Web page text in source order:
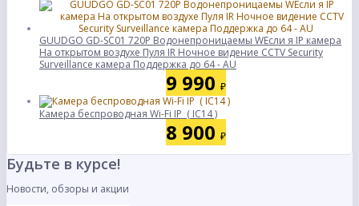
GUUDGO GD-SC01 720P Водонепроницаемы WЕсли я IP камера
На открытом воздухе Пуля IR Ночное видение CCTV Security
Surveillance камера Поддержка до 64 - AU
9 990 ₽
Камера беспроводная Wi-Fi IP ( IC14 )
8 900 ₽
Будьте в курсе!
Новости, обзоры и акции